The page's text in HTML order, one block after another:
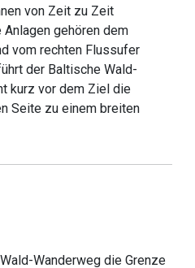
von Zeit zu Zeit
gehören dem
vom rechten Flussufer
der Baltische Wald-
kurz vor dem Ziel die
Seite zu einem breiten
Wanderweg die Grenze